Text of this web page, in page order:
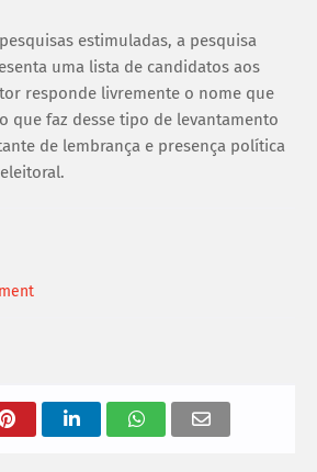
estimuladas, a pesquisa
uma lista de candidatos aos
responde livremente o nome que
que faz desse tipo de levantamento
de lembrança e presença política